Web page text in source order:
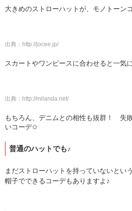
大きめのストローハットが、モノトーン
出典： http://jocee.jp/
スカートやワンピースに合わせると一気
出典： http://milanda.net/
もちろん、デニムとの相性も抜群！ 失
いコーデ✩
普通のハットでも♪
まだストローハットを持っていないとい
帽子でできるコーデもありますよ♪